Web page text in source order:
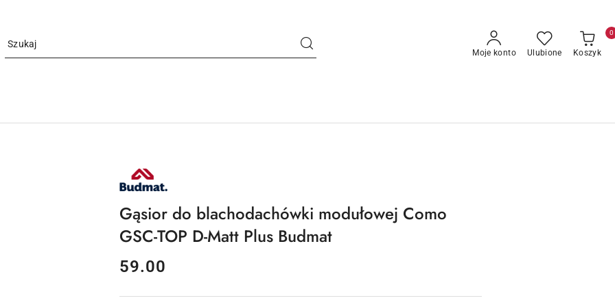
Moje konto Ulubione Koszyk
0
NAZWA
PRODUCENTA:
BUDMAT
Gąsior do blachodachówki modułowej Como
GSC-TOP D-Matt Plus Budmat
cena:
59.00